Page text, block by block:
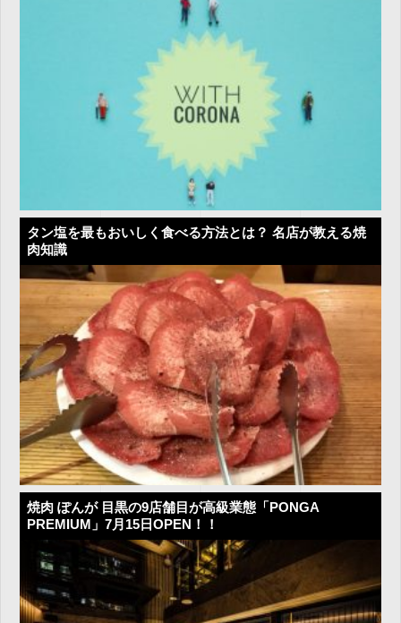
タン塩を最もおいしく食べる方法とは？ 名店が教える焼
肉知識
焼肉 ぽんが 目黒の9店舗目が高級業態「PONGA
PREMIUM」7月15日OPEN！！